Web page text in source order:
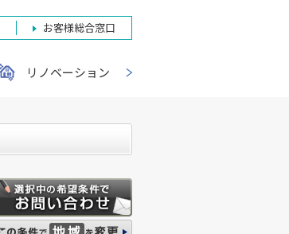
お客様総合窓口
リノベーション